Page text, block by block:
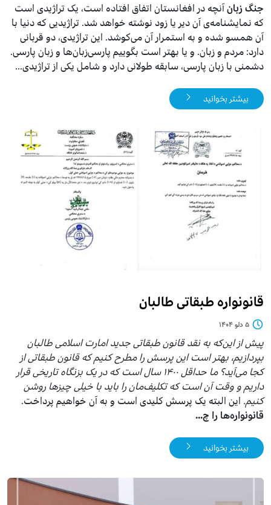
‌جنگ زبانآنچه در افغانستان اتفاق افتاده است، یک تراژیدی است
که نمایشنامه‌ی آن دیر یا زود نوشته خواهد شد. تراژیدیی که دنیا با
آن همسو شده و به استمرار آن می‌کوشد. این تراژیدی، دو قربانی
دارد: مردم و زبان. و یا بهتر است بگوییم پارسی‌زبان‌ها و زبان پارسی.
دشمنی با زبان پارسی، سابقه طولانی دارد و شامل یکی از تراژیدی...
بیشتر بخوانید
قانونواره طبقاتی طالبان
۵ دلو ۱۴۰۴
پیش از این‌که به نقد قانون طبقاتی جدید امارت اسلامی طالبان
بپردازیم، بهتر است این پرسش را مطرح کنیم که قانون طبقاتی از
کجا می‌آید؟ ما حداقل ۱۴۰۰ سال است که در یک بزنگاه تاریخی قرار
داریم و وقت آن است که تکلیف‌مان را باید با خیلی چیزها روشن
کنیم. این البته یک پرسش کلیدی است و به آن خواهیم پرداخت.
قانونواره‌ها را چ...
بیشتر بخوانید